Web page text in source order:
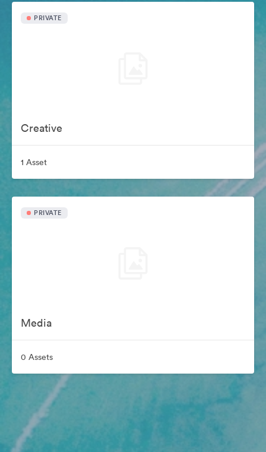
PRIVATE
Creative
1 Asset
PRIVATE
Media
0 Assets